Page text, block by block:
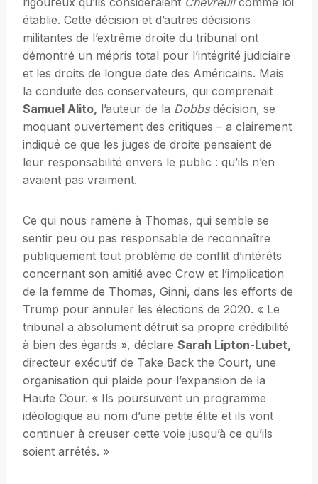
établie. Cette décision et d’autres décisions
militantes de l’extrême droite du tribunal ont
démontré un mépris total pour l’intégrité judiciaire
et les droits de longue date des Américains. Mais
la conduite des conservateurs, qui comprenait
Samuel Alito, l’auteur de la Dobbsdécision, se
moquant ouvertement des critiques – a clairement
indiqué ce que les juges de droite pensaient de
leur responsabilité envers le public : qu’ils n’en
avaient pas vraiment.
Ce qui nous ramène à Thomas, qui semble se
sentir peu ou pas responsable de reconnaître
publiquement tout problème de conflit d’intérêts
concernant son amitié avec Crow et l’implication
de la femme de Thomas, Ginni, dans les efforts de
Trump pour annuler les élections de 2020. « Le
tribunal a absolument détruit sa propre crédibilité
à bien des égards », déclare Sarah Lipton-Lubet,
directeur exécutif de Take Back the Court, une
organisation qui plaide pour l’expansion de la
Haute Cour. « Ils poursuivent un programme
idéologique au nom d’une petite élite et ils vont
continuer à creuser cette voie jusqu’à ce qu’ils
soient arrêtés. »